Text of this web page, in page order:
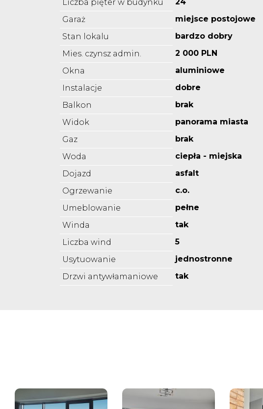
Liczba pięter w budynku
Garaż
miejsce postojowe
Stan lokalu
bardzo dobry
Mies. czynsz admin.
2 000 PLN
Okna
aluminiowe
Instalacje
dobre
Balkon
brak
Widok
panorama miasta
Gaz
brak
Woda
ciepła - miejska
Dojazd
asfalt
Ogrzewanie
c.o.
Umeblowanie
pełne
Winda
tak
Liczba wind
5
Usytuowanie
jednostronne
Drzwi antywłamaniowe
tak